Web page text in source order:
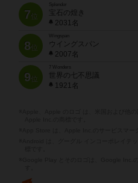
7位
宝石の煌き
2031名
8位
Wingspan
ウイングスパン
2007名
9位
7 Wonders
世界の七不思議
1921名